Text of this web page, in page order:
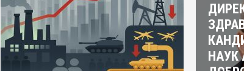
НАУК